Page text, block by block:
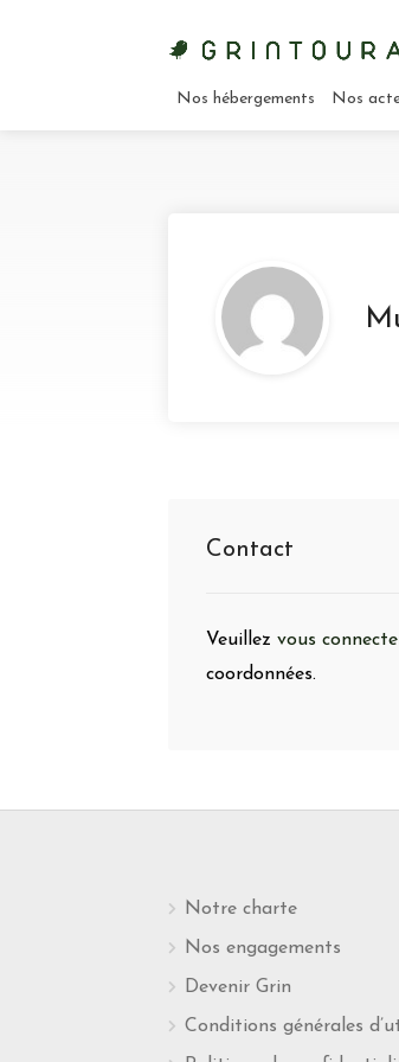
Nos hébergements Nos
Contact
Veuillez vous
coordonnées.
Notre charte
Nos engagements
Devenir Grin
Conditions générales